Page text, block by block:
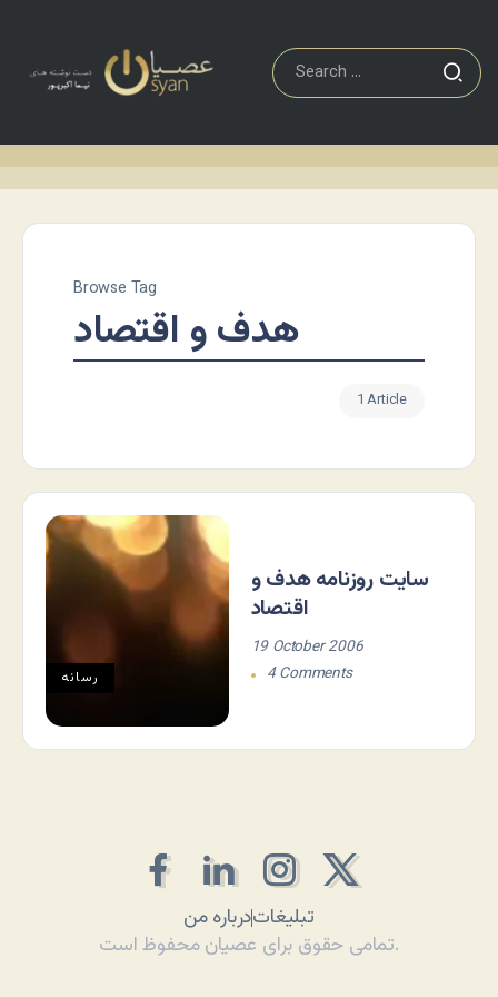
Browse Tag
هدف و اقتصاد
1 Article
رسانه
سایت روزنامه هدف و
اقتصاد
19 October 2006
4 Comments
درباره منتبلیغات
تمامی حقوق برای عصیان محفوظ است.